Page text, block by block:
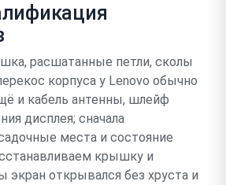
расшатанные петли, сколы
корпуса у Lenovo обычно
и кабель антенны, шлейф
дисплея; сначала
места и состояние
крышку и
экран открывался без хруста и